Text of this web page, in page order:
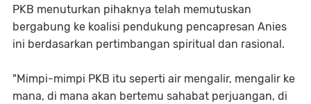
PKB menuturkan pihaknya telah memutuskan
bergabung ke koalisi pendukung pencapresan Anies
ini berdasarkan pertimbangan spiritual dan rasional.
"Mimpi-mimpi PKB itu seperti air mengalir, mengalir ke
mana, di mana akan bertemu sahabat perjuangan, di